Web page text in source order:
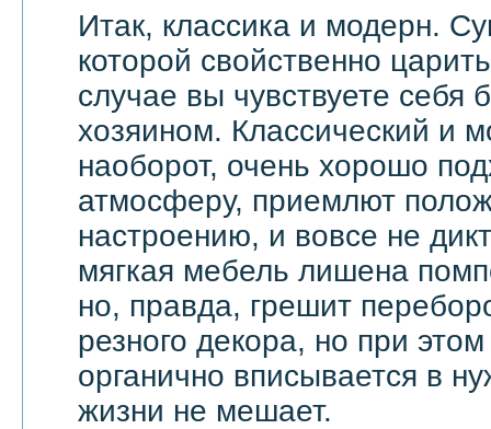
Итак, классика и модерн.
которой свойственно
случае вы чувствуете себя
хозяином. Классический и
наоборот, очень хорошо
атмосферу, приемлют
настроению, и вовсе не
мягкая мебель лишена
но, правда, грешит
резного декора, но при
органично вписывается в
жизни не мешает.